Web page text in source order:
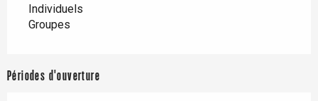
Individuels
Groupes
Périodes d'ouverture